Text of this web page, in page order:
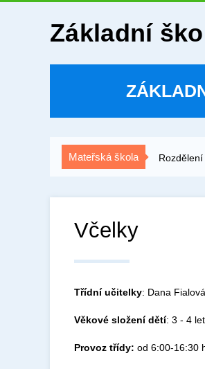
Základní
Mateřská škola
Včelky
Třídní učitelky: Dana
Věkové složení dětí: 3 - 4
Provoz třídy: od 6:00-16:30